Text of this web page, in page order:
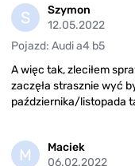
S
Szymon
12.05.2022
Pojazd: Audi a4 b5
A więc tak, zleciłem
zaczęła strasznie wyć
października/listopada
M
Maciek
06.02.2022